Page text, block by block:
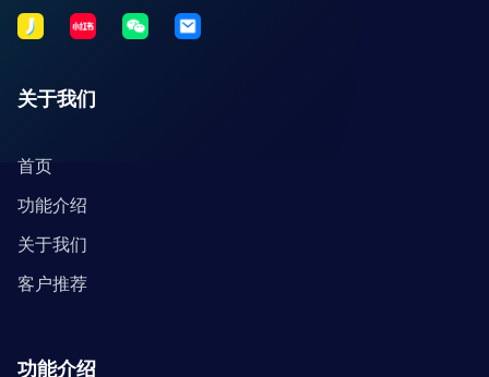
关于我们
首页
功能介绍
关于我们
客户推荐
功能介绍